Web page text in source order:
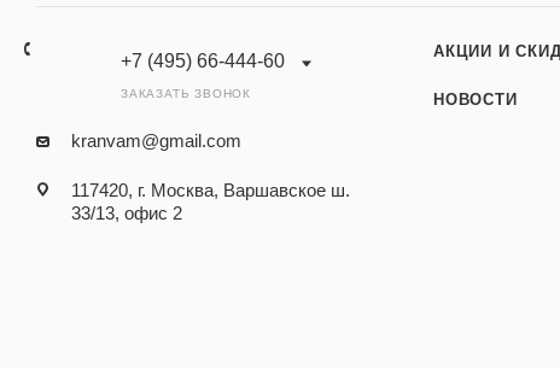
+7 (495) 66-444-60
ЗАКАЗАТЬ ЗВОНОК
kranvam@gmail.com
117420, г. Москва, Варшавское ш.
33/13, офис 2
АКЦИИ И
НОВОСТИ